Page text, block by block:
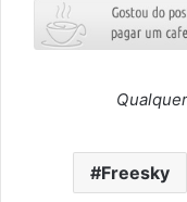
Freesky